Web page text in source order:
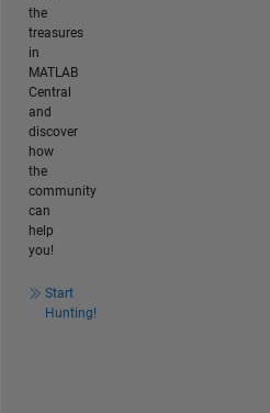
the
treasures
in
MATLAB
Central
and
discover
how
the
community
can
help
you!
Start
Hunting!